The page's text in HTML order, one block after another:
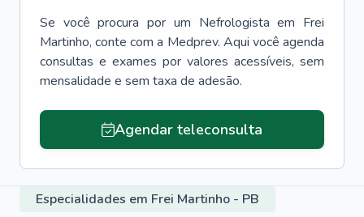
Se você procura por um Nefrologista em Frei
Martinho, conte com a Medprev. Aqui você agenda
consultas e exames por valores acessíveis, sem
mensalidade e sem taxa de adesão.
Agendar teleconsulta
Especialidades em Frei Martinho - PB